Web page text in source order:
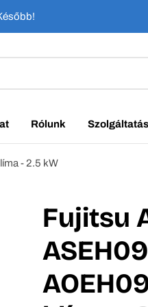
Rólunk
- 2.5 kW
Fujitsu